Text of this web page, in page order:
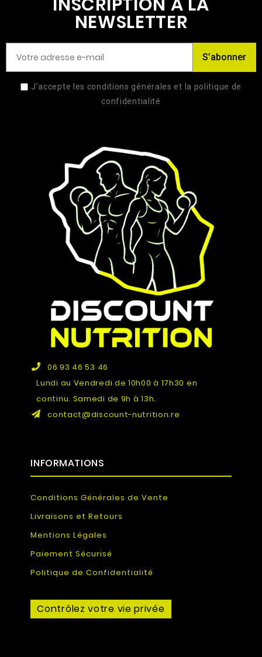
NEWSLETTER
S’abonner
J'accepte les conditions générales et la politique de
confidentialité
06 93 46 53 46
Lundi au Vendredi de 10h00 à 17h30 en
continu. Samedi de 9h à 13h.
contact@discount-nutrition.re
INFORMATIONS
Conditions Générales de Vente
Livraisons et Retours
Mentions Légales
Paiement Sécurisé
Politique de Confidentialité
Contrôlez votre vie privée